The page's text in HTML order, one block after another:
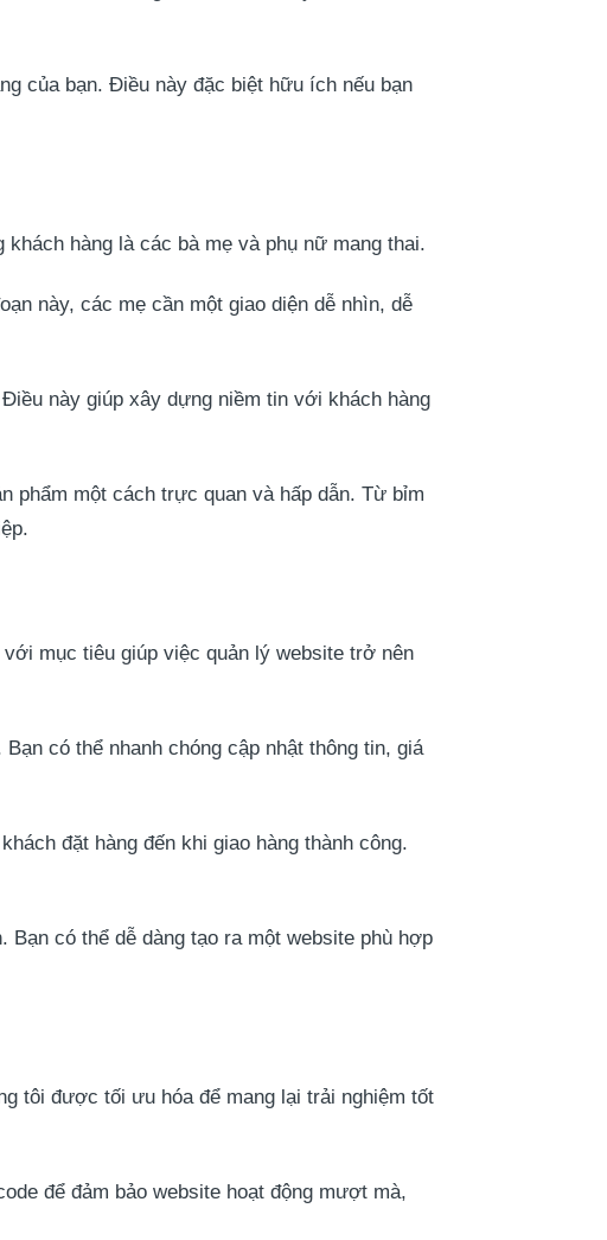
của bạn. Điều này đặc biệt hữu ích nếu bạn
hàng là các bà mẹ và phụ nữ mang thai.
này, các mẹ cần một giao diện dễ nhìn, dễ
này giúp xây dựng niềm tin với khách hàng
phẩm một cách trực quan và hấp dẫn. Từ bỉm
mục tiêu giúp việc quản lý website trở nên
có thể nhanh chóng cập nhật thông tin, giá
đặt hàng đến khi giao hàng thành công.
có thể dễ dàng tạo ra một website phù hợp
tôi được tối ưu hóa để mang lại trải nghiệm tốt
để đảm bảo website hoạt động mượt mà,